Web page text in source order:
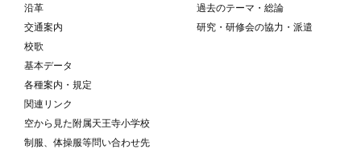
沿革
交通案内
校歌
基本データ
各種案内・規定
関連リンク
空から見た附属天王寺小学校
制服、体操服等問い合わせ先
過去のテーマ・総論
研究・研修会の協力・派遣